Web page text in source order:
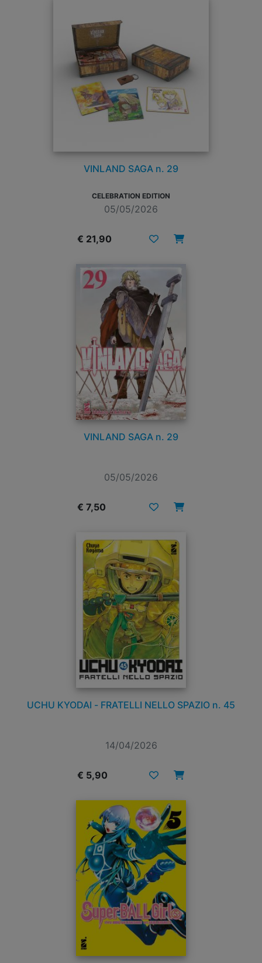
VINLAND SAGA n. 29
CELEBRATION EDITION
05/05/2026
€ 21,90
VINLAND SAGA n. 29
05/05/2026
€ 7,50
UCHU KYODAI - FRATELLI NELLO SPAZIO n. 45
14/04/2026
€ 5,90